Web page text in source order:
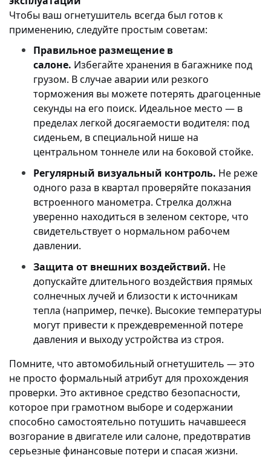
Чтобы ваш огнетушитель всегда был готов к
применению, следуйте простым советам:
Правильное размещение в
салоне. Избегайте хранения в багажнике под
грузом. В случае аварии или резкого
торможения вы можете потерять драгоценные
секунды на его поиск. Идеальное место — в
пределах легкой досягаемости водителя: под
сиденьем, в специальной нише на
центральном тоннеле или на боковой стойке.
Регулярный визуальный контроль. Не реже
одного раза в квартал проверяйте показания
встроенного манометра. Стрелка должна
уверенно находиться в зеленом секторе, что
свидетельствует о нормальном рабочем
давлении.
Защита от внешних воздействий. Не
допускайте длительного воздействия прямых
солнечных лучей и близости к источникам
тепла (например, печке). Высокие температуры
могут привести к преждевременной потере
давления и выходу устройства из строя.
Помните, что автомобильный огнетушитель — это
не просто формальный атрибут для прохождения
проверки. Это активное средство безопасности,
которое при грамотном выборе и содержании
способно самостоятельно потушить начавшееся
возгорание в двигателе или салоне, предотвратив
серьезные финансовые потери и спасая жизни.